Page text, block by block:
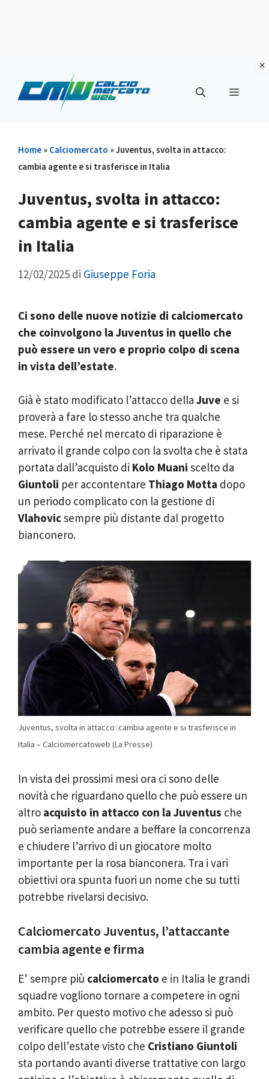
contenuto
Menu
Home » Calciomercato »Juventus, svolta in attacco:
cambia agente e si trasferisce in Italia
Juventus, svolta in attacco:
cambia agente e si trasferisce
in Italia
12/02/2025 di Giuseppe Foria
Ci sono delle nuove notizie di calciomercato
che coinvolgono la Juventus in quello che
può essere un vero e proprio colpo di scena
in vista dell’estate.
Già è stato modificato l’attacco della Juve e si
proverà a fare lo stesso anche tra qualche
mese. Perché nel mercato di riparazione è
arrivato il grande colpo con la svolta che è stata
portata dall’acquisto di Kolo Muani scelto da
Giuntoli per accontentare Thiago Motta dopo
un periodo complicato con la gestione di
Vlahovicsempre più distante dal progetto
bianconero.
Juventus, svolta in attacco: cambia agente e si trasferisce in
Italia – Calciomercatoweb (La Presse)
In vista dei prossimi mesi ora ci sono delle
novità che riguardano quello che può essere un
altro acquisto in attacco con la Juventus che
può seriamente andare a beffare la concorrenza
e chiudere l’arrivo di un giocatore molto
importante per la rosa bianconera. Tra i vari
obiettivi ora spunta fuori un nome che su tutti
potrebbe rivelarsi decisivo.
Calciomercato Juventus, l’attaccante
cambia agente e firma
E’ sempre più calciomercato e in Italia le grandi
squadre vogliono tornare a competere in ogni
ambito. Per questo motivo che adesso si può
verificare quello che potrebbe essere il grande
colpo dell’estate visto che Cristiano Giuntoli
sta portando avanti diverse trattative con largo